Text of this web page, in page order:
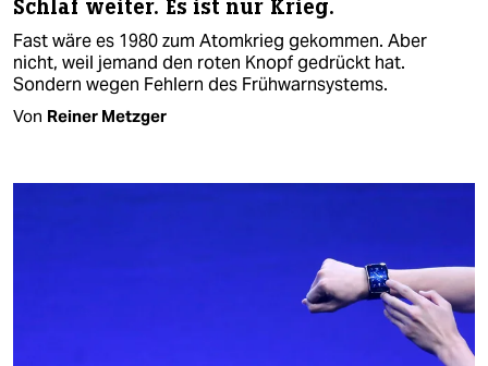
Schlaf weiter. Es ist nur Krieg.
Fast wäre es 1980 zum Atomkrieg gekommen. Aber
nicht, weil jemand den roten Knopf gedrückt hat.
Sondern wegen Fehlern des Frühwarnsystems.
Von Reiner Metzger